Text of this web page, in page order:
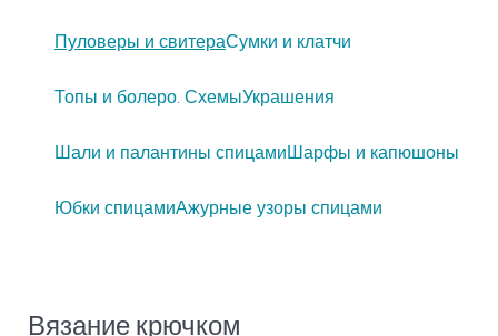
Пуловеры и свитераСумки и клатчи
Топы и болеро. СхемыУкрашения
Шали и палантины спицамиШарфы и капюшоны
Юбки спицамиАжурные узоры спицами
Вязание крючком